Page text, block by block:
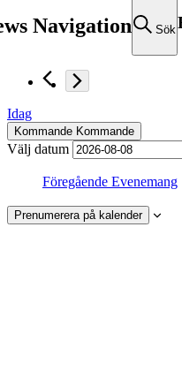
Navigation Sök
Idag
Kommande Kommande
Välj datum
Föregående Evenemang
Prenumerera på kalender